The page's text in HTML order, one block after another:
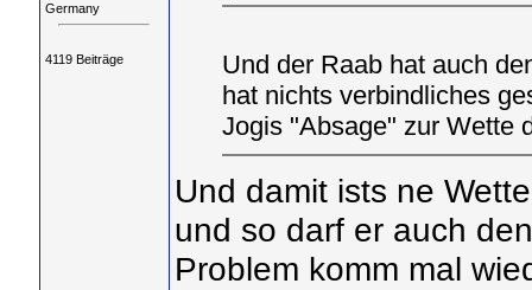
Germany
4119 Beiträge
Und der Raab hat auch
hat nichts verbindliches
Jogis "Absage" zur Wette
Und damit ists ne
und so darf er auch
Problem komm mal